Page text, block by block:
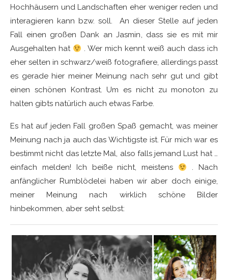
Hochhäusern und Landschaften eher weniger reden und
interagieren kann bzw. soll. An dieser Stelle auf jeden
Fall einen großen Dank an Jasmin, dass sie es mit mir
Ausgehalten hat
. Wer mich kennt weiß auch dass ich
eher selten in schwarz/weiß fotografiere, allerdings passt
es gerade hier meiner Meinung nach sehr gut und gibt
einen schönen Kontrast. Um es nicht zu monoton zu
halten gibts natürlich auch etwas Farbe.
Es hat auf jeden Fall großen Spaß gemacht, was meiner
Meinung nach ja auch das Wichtigste ist. Für mich war es
bestimmt nicht das letzte Mal, also falls jemand Lust hat …
einfach melden! Ich beiße nicht, meistens
. Nach
anfänglicher Rumblödelei haben wir aber doch einige,
meiner Meinung nach wirklich schöne Bilder
hinbekommen, aber seht selbst: